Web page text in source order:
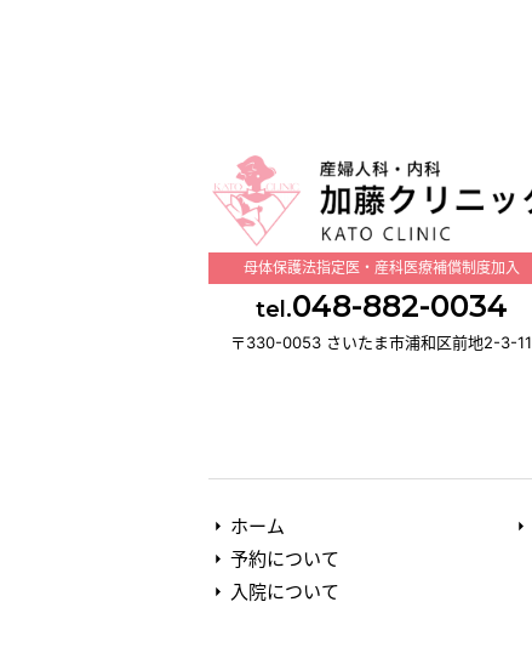
母体保護法指定医・産科医療補償制度加入
tel.048-882-0034
〒330-0053 さいたま市浦和区前地2-3-11
ホーム
予約について
入院について